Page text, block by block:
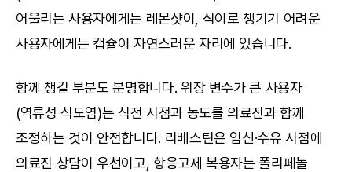
어울리는 사용자에게는 레몬샷이, 식이로 챙기기 어려운
사용자에게는 캡슐이 자연스러운 자리에 있습니다.
함께 챙길 부분도 분명합니다. 위장 변수가 큰 사용자
(역류성 식도염)는 식전 시점과 농도를 의료진과 함께
조정하는 것이 안전합니다. 리베스틴은 임신·수유 시점에
의료진 상담이 우선이고, 항응고제 복용자는 폴리페놀